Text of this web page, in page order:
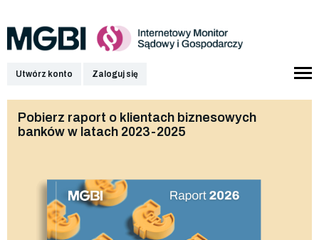
Utwórz konto Zaloguj się
Pobierz raport o klientach biznesowych
banków w latach 2023-2025